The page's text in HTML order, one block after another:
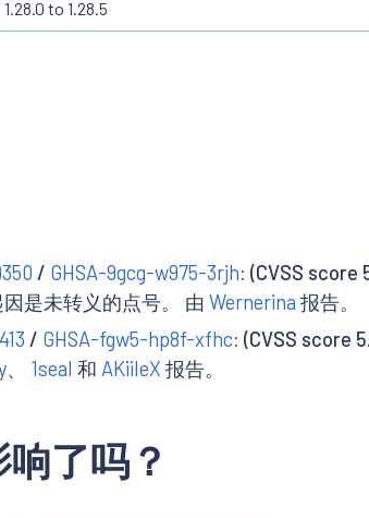
1.28.0 to 1.28.5
/ GHSA-9gcg-w975-3rjh: (CVSS score
是未转义的点号。 由 Wernerina 报告。
/ GHSA-fgw5-hp8f-xfhc: (CVSS score
、 1seal 和 AKiileX 报告。
了吗？